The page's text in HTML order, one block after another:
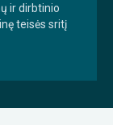
ir dirbtinio
teisės sritį